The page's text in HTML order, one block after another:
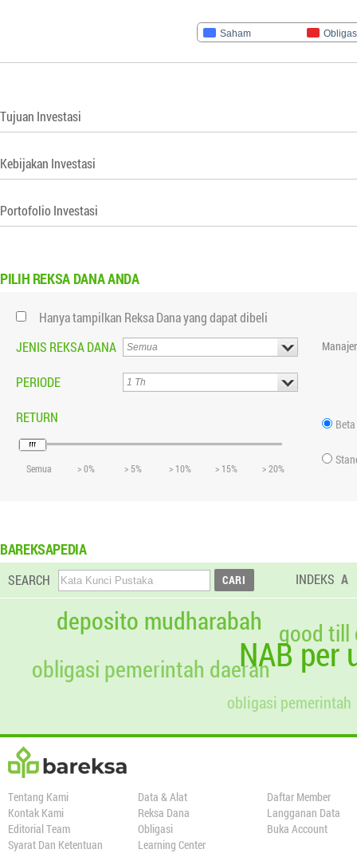
Saham
Tujuan Investasi
Kebijakan Investasi
Portofolio Investasi
PILIH REKSA DANA ANDA
Hanya tampilkan Reksa Dana yang dapat dibeli
JENIS REKSA DANA
PERIODE
RETURN
Semua > 0% > 5% > 10% > 15% > 20%
Beta
BAREKSAPEDIA
SEARCH INDEKS A
NAB per
deposito mudharabah
obligasi pemerintah
obligasi pemerintah daerah
good till
Tentang Kami
Kontak Kami
Editorial Team
Syarat Dan Ketentuan
Data & Alat
Reksa Dana
Obligasi
Learning Center
Daftar Member
Langganan Data
Buka Account